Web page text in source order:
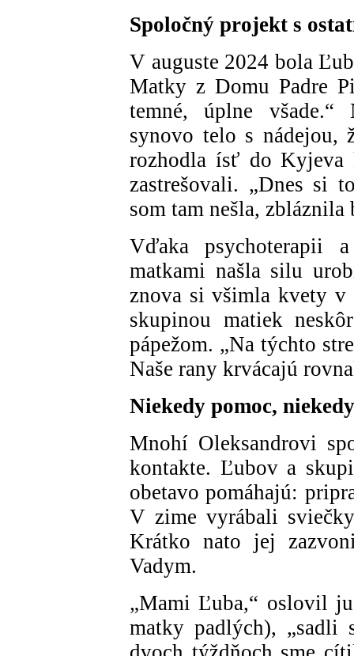
Spoločný projekt s
V auguste 2024 bola
Matky z Domu Padre
temné, úplne všade.“
synovo telo s nádejou,
rozhodla ísť do Kyjeva
zastrešovali. „Dnes si
som tam nešla, zbláznila
Vďaka psychoterapii
matkami našla silu
znova si všimla kvety v
skupinou matiek
pápežom. „Na týchto
Naše rany krvácajú
Niekedy pomoc,
Mnohí Oleksandrovi
kontakte. Ľubov a
obetavo pomáhajú:
V zime vyrábali
Krátko nato jej
Vadym.
„Mami Ľuba,“ oslovil
matky padlých), „sadli